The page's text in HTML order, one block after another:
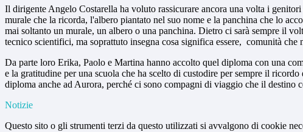
Il dirigente Angelo Costarella ha voluto rassicurare ancora una volta i
murale che la ricorda, l'albero piantato nel suo nome e la panchina che lo
mai soltanto un murale, un albero o una panchina. Dietro ci sarà sempre il
tecnico scientifici, ma soprattuto insegna cosa significa essere, comunità che
Da parte loro Erika, Paolo e Martina hanno accolto quel diploma con una
e la gratitudine per una scuola che ha scelto di custodire per sempre il
diploma anche ad Aurora, perché ci sono compagni di viaggio che il destino
Notizie
Questo sito o gli strumenti terzi da questo utilizzati si avvalgono di cookie